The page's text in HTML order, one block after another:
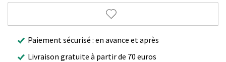
Paiement sécurisé : en avance et après
Livraison gratuite à partir de 70 euros